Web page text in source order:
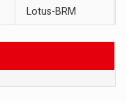
Lotus-BRM